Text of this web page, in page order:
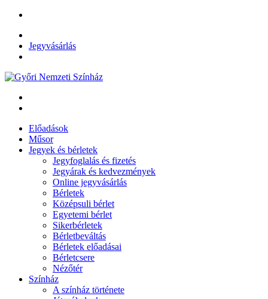
Jegyvásárlás
Előadások
Műsor
Jegyek és bérletek
Jegyfoglalás és fizetés
Jegyárak és kedvezmények
Online jegyvásárlás
Bérletek
Középsuli bérlet
Egyetemi bérlet
Sikerbérletek
Bérletbeváltás
Bérletek előadásai
Bérletcsere
Nézőtér
Színház
A színház története